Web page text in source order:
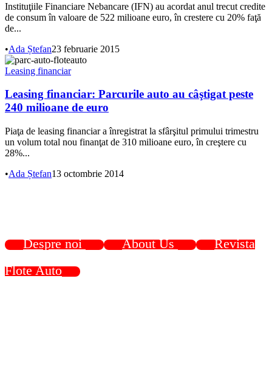
Instituţiile Financiare Nebancare (IFN) au acordat anul trecut credite
de consum în valoare de 522 milioane euro, în crestere cu 20% faţă
de...
•Ada Ștefan23 februarie 2015
Leasing financiar
Leasing financiar: Parcurile auto au câştigat peste
240 milioane de euro
Piaţa de leasing financiar a înregistrat la sfârşitul primului trimestru
un volum total nou finanţat de 310 milioane euro, în creştere cu
28%...
•Ada Ștefan13 octombrie 2014
Despre noi About Us
Revista
Flote Auto